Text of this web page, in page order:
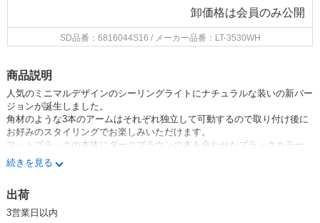
卸価格は会員のみ公開
SD品番：6816044S16 / メーカー品番：LT-3530WH
商品説明
人気のミニマルデザインのシーリングライトにナチュラルな装いの新バー
ジョンが誕生しました。
角材のような3本のアームはそれぞれ独立して可動するので取り付け後に
お好みのスタイリングでお楽しみいただけます。
マットブラックの本体にダークブラウンの木を合わせたブラックカラー
は、シャープで高級感のある組み合わせです。
清潔感と優しい印象のホワイトにはナチュラルカラーの木を合わせまし
アットホームな場所におすすめです。
続きを見る
出荷
3営業日以内